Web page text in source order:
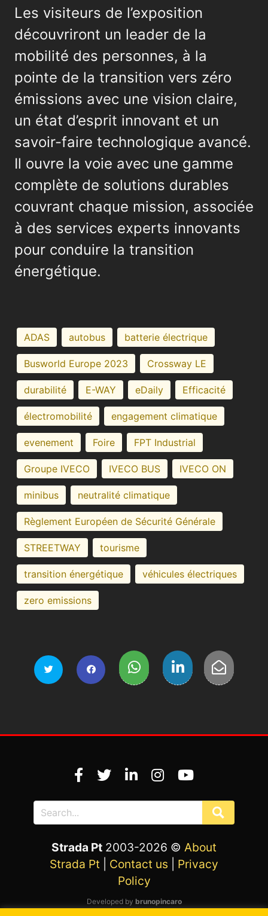
Les visiteurs de l’exposition
découvriront un leader de la
mobilité des personnes, à la
pointe de la transition vers zéro
émissions avec une vision claire,
un état d’esprit innovant et un
savoir-faire technologique avancé.
Il ouvre la voie avec une gamme
complète de solutions durables
couvrant chaque mission, associée
à des services experts innovants
pour conduire la transition
énergétique.
ADAS autobus batterie électrique
Busworld Europe 2023 Crossway LE
durabilité E-WAY eDaily Efficacité
électromobilité engagement climatique
evenement Foire FPT Industrial
Groupe IVECO IVECO BUS IVECO ON
minibus neutralité climatique
Règlement Européen de Sécurité Générale
STREETWAY tourisme
transition énergétique véhicules électriques
zero emissions
Strada Pt 2003-2026 © About
Strada Pt
Contact us
Privacy
Policy
Developed by brunopincaro